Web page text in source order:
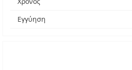
Εγγύηση